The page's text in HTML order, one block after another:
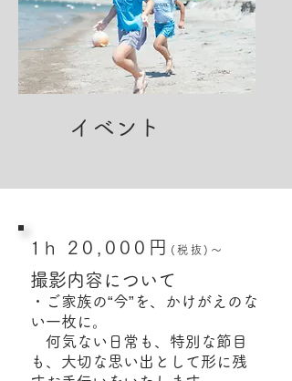
イベント
1h 20,000円 ​(税抜) ～
撮影内容について
​・ご家族の“今”を、かけがえのな
い一枚に。
何気ない日常も、特別な節目
も、大切な思い出として形に残